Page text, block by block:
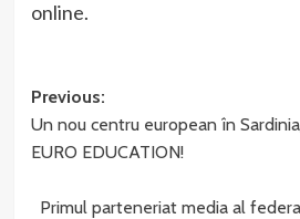
online.
Post
navigation
Previous:
Un nou centru european în
EURO EDUCATION!
Primul parteneriat media al